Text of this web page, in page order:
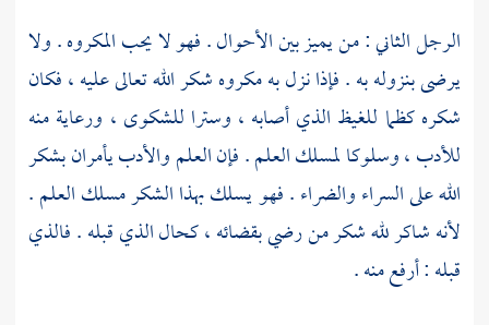
الرجل الثاني : من يميز بين الأحوال . فهو لا يحب المكروه . ولا
يرضى بنزوله به . فإذا نزل به مكروه شكر الله تعالى عليه ، فكان
شكره كظما للغيظ الذي أصابه ، وسترا للشكوى ، ورعاية منه
للأدب ، وسلوكا لمسلك العلم . فإن العلم والأدب يأمران بشكر
الله على السراء والضراء . فهو يسلك بهذا الشكر مسلك العلم .
لأنه شاكر لله شكر من رضي بقضائه ، كحال الذي قبله . فالذي
قبله : أرفع منه .